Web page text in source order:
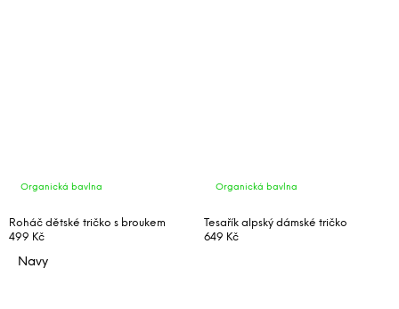
Organická bavlna
Roháč dětské tričko s broukem
499 Kč
Navy
Organická bavlna
Tesařík alpský dámské tričko
649 Kč